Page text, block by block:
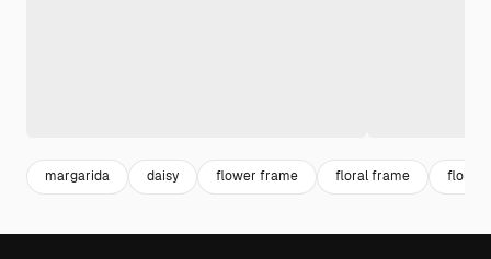
margarida daisy flower frame floral frame flores